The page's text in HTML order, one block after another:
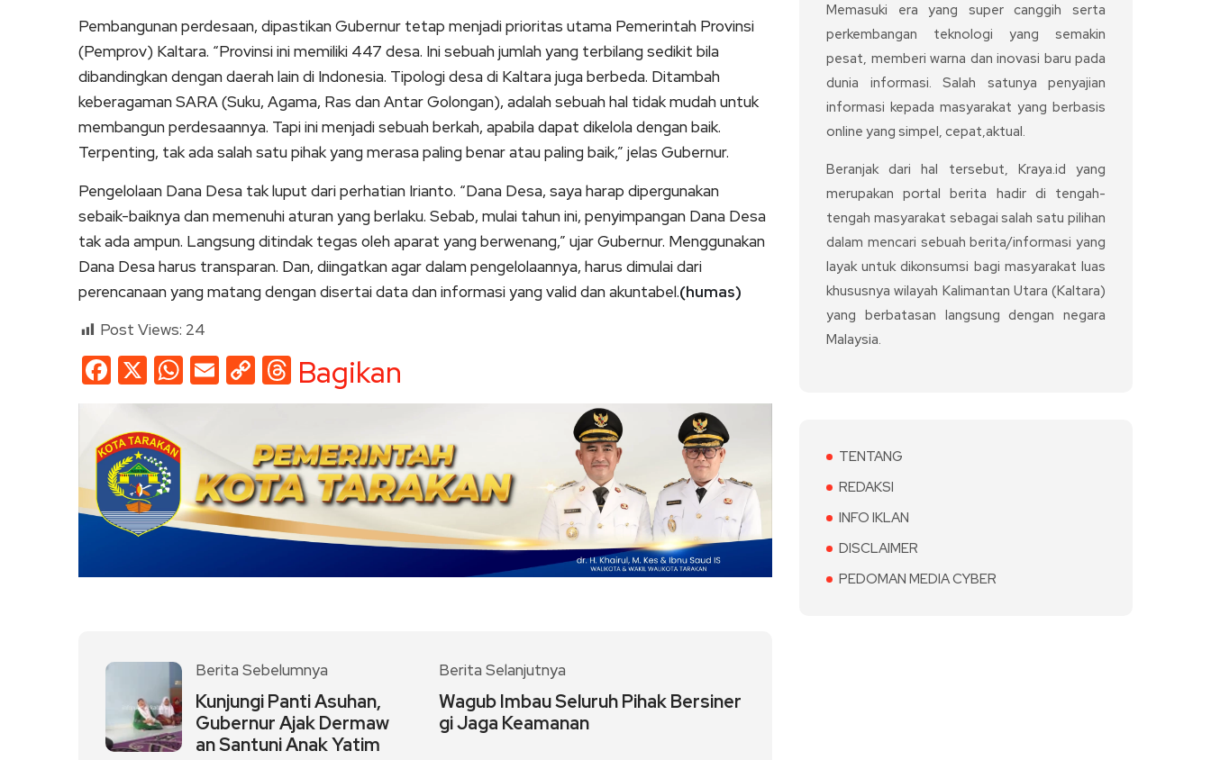
Pembangunan perdesaan, dipastikan Gubernur tetap menjadi prioritas utama Pemerintah Provinsi
(Pemprov) Kaltara. “Provinsi ini memiliki 447 desa. Ini sebuah jumlah yang terbilang sedikit bila
dibandingkan dengan daerah lain di Indonesia. Tipologi desa di Kaltara juga berbeda. Ditambah
keberagaman SARA (Suku, Agama, Ras dan Antar Golongan), adalah sebuah hal tidak mudah untuk
membangun perdesaannya. Tapi ini menjadi sebuah berkah, apabila dapat dikelola dengan baik.
Terpenting, tak ada salah satu pihak yang merasa paling benar atau paling baik,” jelas Gubernur.
Pengelolaan Dana Desa tak luput dari perhatian Irianto. “Dana Desa, saya harap dipergunakan
sebaik-baiknya dan memenuhi aturan yang berlaku. Sebab, mulai tahun ini, penyimpangan Dana Desa
tak ada ampun. Langsung ditindak tegas oleh aparat yang berwenang,” ujar Gubernur. Menggunakan
Dana Desa harus transparan. Dan, diingatkan agar dalam pengelolaannya, harus dimulai dari
perencanaan yang matang dengan disertai data dan informasi yang valid dan akuntabel.(humas)
Post Views: 24
Facebook
X WhatsApp
EmailCopy
Link
Threads
Bagikan
Berita Sebelumnya
Kunjungi Panti Asuhan,
Gubernur Ajak Dermaw
an Santuni Anak Yatim
Berita Selanjutnya
Wagub Imbau Seluruh Pihak Bersiner
gi Jaga Keamanan
Memasuki era yang super canggih serta
perkembangan teknologi yang semakin
pesat, memberi warna dan inovasi baru pada
dunia informasi. Salah satunya penyajian
informasi kepada masyarakat yang berbasis
online yang simpel, cepat,aktual.
Beranjak dari hal tersebut, Kraya.id yang
merupakan portal berita hadir di tengah-
tengah masyarakat sebagai salah satu pilihan
dalam mencari sebuah berita/informasi yang
layak untuk dikonsumsi bagi masyarakat luas
khususnya wilayah Kalimantan Utara (Kaltara)
yang berbatasan langsung dengan negara
Malaysia.
TENTANG
REDAKSI
INFO IKLAN
DISCLAIMER
PEDOMAN MEDIA CYBER